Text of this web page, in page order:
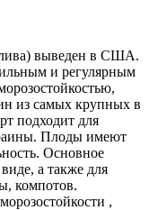
выведен в США.
и регулярным
из самых крупных в
подходит для
Плоды имеют
Основное
а также для
компотов.
,